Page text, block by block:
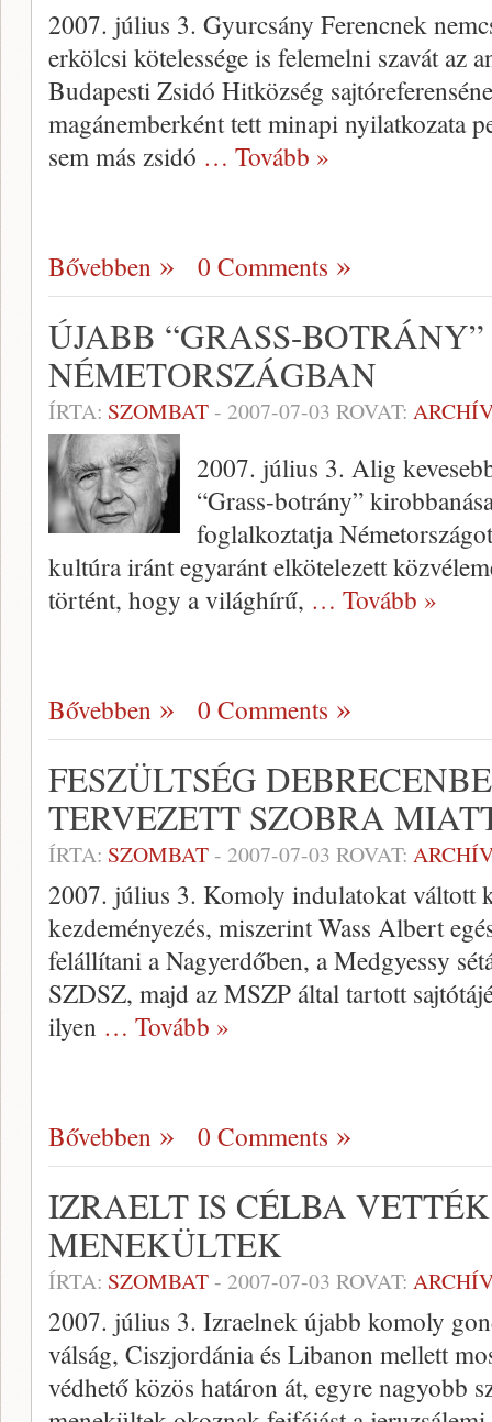
2007. július 3. Gyurcsány Ferencnek
erkölcsi kötelessége is felemelni szavát az
Budapesti Zsidó Hitközség
magánemberként tett minapi nyilatkozata
sem más zsidó … Tovább »
Bővebben 0 Comments
ÚJABB “GRASS-BOTRÁNY”
NÉMETORSZÁGBAN
ÍRTA: SZOMBAT- 2007-07-03 ROVAT:
2007. július 3. Alig
“Grass-botrány”
foglalkoztatja
kultúra iránt egyaránt elkötelezett
történt, hogy a világhírű, … Tovább »
Bővebben 0 Comments
FESZÜLTSÉG
TERVEZETT SZOBRA
ÍRTA: SZOMBAT- 2007-07-03 ROVAT:
2007. július 3. Komoly indulatokat váltott
kezdeményezés, miszerint Wass Albert
felállítani a Nagyerdőben, a Medgyessy
SZDSZ, majd az MSZP által tartott
ilyen … Tovább »
Bővebben 0 Comments
IZRAELT IS CÉLBA
MENEKÜLTEK
ÍRTA: SZOMBAT- 2007-07-03 ROVAT:
2007. július 3. Izraelnek újabb komoly
válság, Ciszjordánia és Libanon mellett
védhető közös határon át, egyre nagyobb